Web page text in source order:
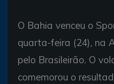
O Bahia venceu o
quarta-feira (24), na
pelo Brasileirão. O
comemorou o